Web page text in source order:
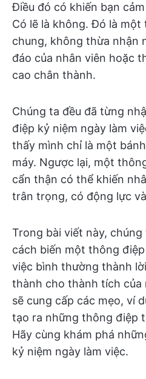
Điều đó có khiến bạn
Có lẽ là không. Đó là
chung, không thừa nhận
đáo của nhân viên hoặc
cao chân thành.
Chúng ta đều đã từng
điệp kỷ niệm ngày làm
thấy mình chỉ là một
máy. Ngược lại, một
cẩn thận có thể khiến
trân trọng, có động lực
Trong bài viết này,
cách biến một thông
việc bình thường thành
thành cho thành tích của
sẽ cung cấp các mẹo, ví
tạo ra những thông điệp
Hãy cùng khám phá
kỷ niệm ngày làm việc.